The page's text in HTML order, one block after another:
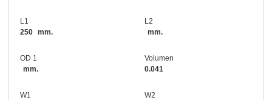
L1
250 mm.
L2
mm.
OD 1
mm.
Volumen
0.041
W1
W2